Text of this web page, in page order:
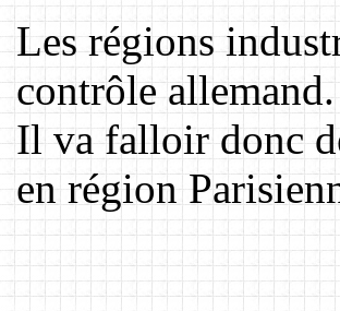
Les régions
contrôle allemand.
Il va falloir donc
en région